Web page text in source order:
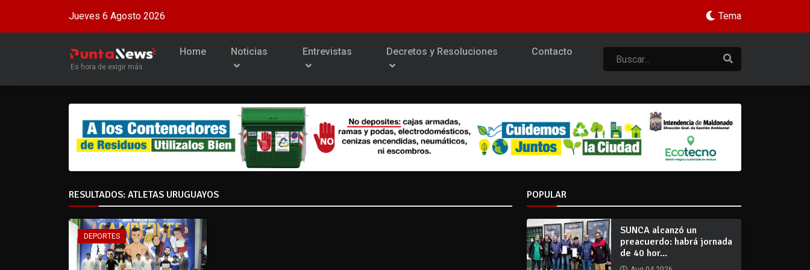
Jueves 6 Agosto 2026 Tema
Es hora de exigir más
Home Noticias Entrevistas Decretos y Resoluciones Contacto
RESULTADOS: ATLETAS URUGUAYOS
DEPORTES
POPULAR
SUNCA alcanzó un
preacuerdo: habrá jornada
de 40 hor...